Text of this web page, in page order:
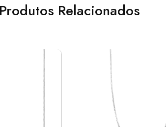
Produtos Relacionados